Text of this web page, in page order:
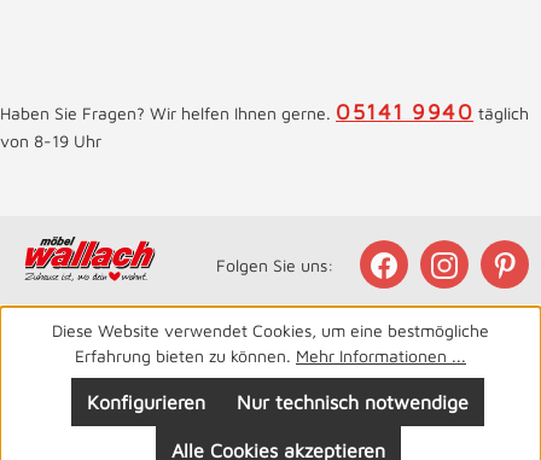
Haben Sie Fragen? Wir helfen Ihnen gerne. 05141 9940 täglich
von 8-19 Uhr
Folgen Sie uns:
Diese Website verwendet Cookies, um eine bestmögliche
Erfahrung bieten zu können. Mehr Informationen ...
Nur technisch notwendige
Konfigurieren
Alle Cookies akzeptieren